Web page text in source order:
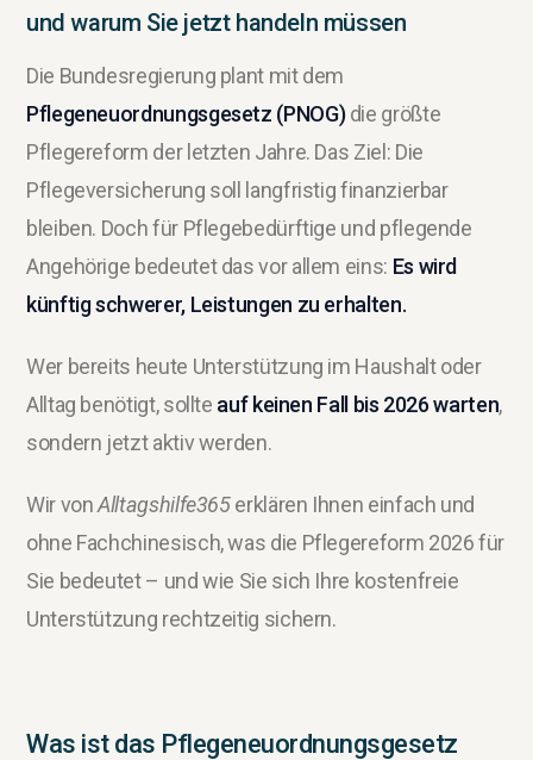
und warum Sie jetzt handeln müssen
Die Bundesregierung plant mit dem
Pflegeneuordnungsgesetz (PNOG)die größte
Pflegereform der letzten Jahre. Das Ziel: Die
Pflegeversicherung soll langfristig finanzierbar
bleiben. Doch für Pflegebedürftige und pflegende
Angehörige bedeutet das vor allem eins: Es wird
künftig schwerer, Leistungen zu erhalten.
Wer bereits heute Unterstützung im Haushalt oder
Alltag benötigt, sollte auf keinen Fall bis 2026 warten,
sondern jetzt aktiv werden.
Wir vonAlltagshilfe365erklären Ihnen einfach und
ohne Fachchinesisch, was die Pflegereform 2026 für
Sie bedeutet – und wie Sie sich Ihre kostenfreie
Unterstützung rechtzeitig sichern.
Was ist das Pflegeneuordnungsgesetz